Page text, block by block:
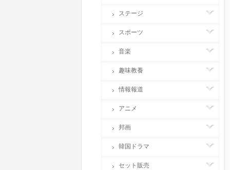
ステージ
スポーツ
音楽
趣味教養
情報報道
アニメ
邦画
韓国ドラマ
セット販売